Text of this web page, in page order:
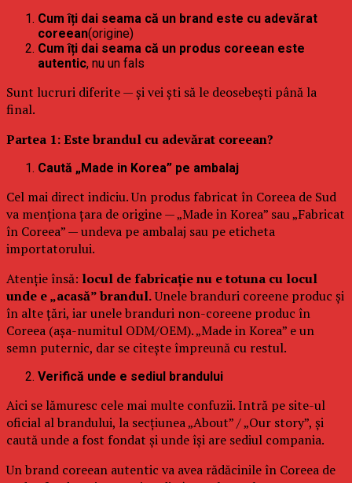
Cum îți dai seama că un brand este cu adevărat
coreean(origine)
Cum îți dai seama că un produs coreean este
autentic, nu un fals
Sunt lucruri diferite — și vei ști să le deosebești până la
final.
Partea 1: Este brandul cu adevărat coreean?
Caută „Made in Korea” pe ambalaj
Cel mai direct indiciu. Un produs fabricat în Coreea de Sud
va menționa țara de origine — „Made in Korea” sau „Fabricat
în Coreea” — undeva pe ambalaj sau pe eticheta
importatorului.
Atenție însă: locul de fabricație nu e totuna cu locul
unde e „acasă” brandul.Unele branduri coreene produc și
în alte țări, iar unele branduri non-coreene produc în
Coreea (așa-numitul ODM/OEM). „Made in Korea” e un
semn puternic, dar se citește împreună cu restul.
Verifică unde e sediul brandului
Aici se lămuresc cele mai multe confuzii. Intră pe site-ul
oficial al brandului, la secțiunea „About” / „Our story”, și
caută unde a fost fondat și unde își are sediul compania.
Un brand coreean autentic va avea rădăcinile în Coreea de